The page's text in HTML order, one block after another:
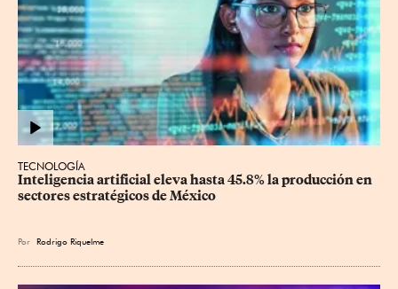
TECNOLOGÍA
Inteligencia artificial eleva hasta 45.8% la producción en
sectores estratégicos de México
Por Rodrigo Riquelme